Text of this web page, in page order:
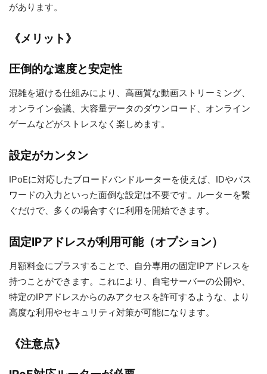
があります。
《メリット》
圧倒的な速度と安定性
混雑を避ける仕組みにより、高画質な動画ストリーミング、
オンライン会議、大容量データのダウンロード、オンライン
ゲームなどがストレスなく楽しめます。
設定がカンタン
IPoEに対応したブロードバンドルーターを使えば、IDやパス
ワードの入力といった面倒な設定は不要です。ルーターを繋
ぐだけで、多くの場合すぐに利用を開始できます。
固定IPアドレスが利用可能（オプション）
月額料金にプラスすることで、自分専用の固定IPアドレスを
持つことができます。これにより、自宅サーバーの公開や、
特定のIPアドレスからのみアクセスを許可するような、より
高度な利用やセキュリティ対策が可能になります。
《注意点》